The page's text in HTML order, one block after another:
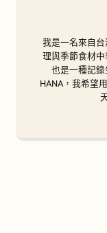
我是一名來自
理與季節食材中
也是一種記
HANA，我希望